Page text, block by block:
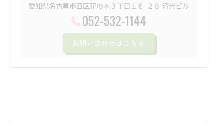
愛知県名古屋市西区花の木３丁目１６−２８ 清光ビル
052-532-1144
お問い合わせはこちら